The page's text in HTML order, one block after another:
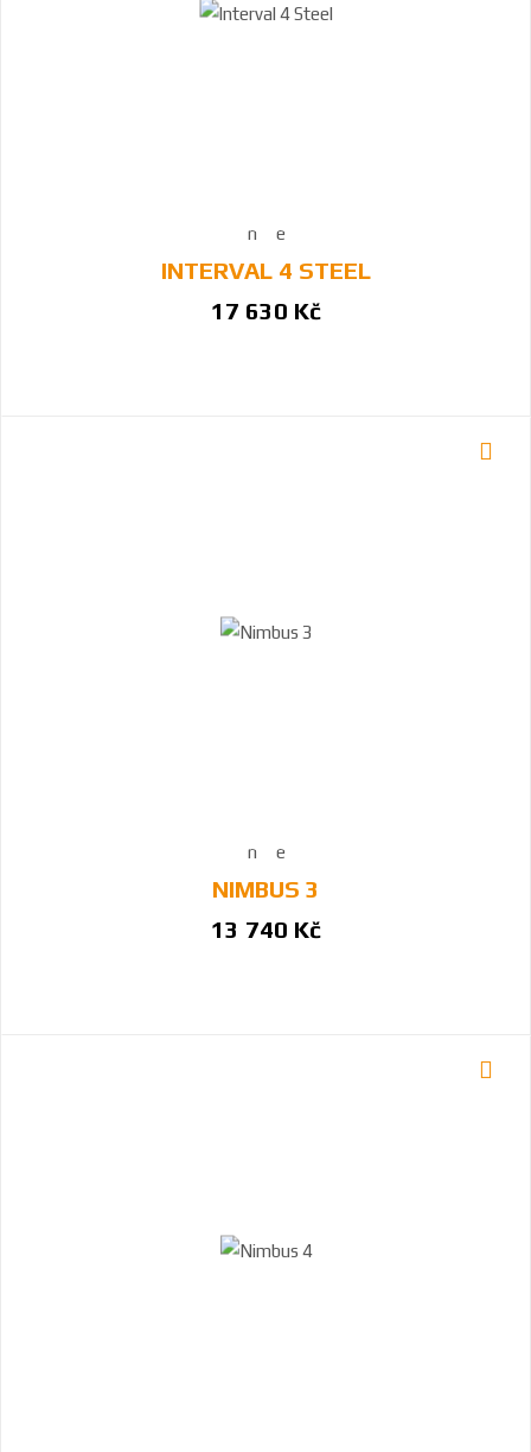
INTERVAL 4 STEEL
17 630 Kč
NIMBUS 3
13 740 Kč